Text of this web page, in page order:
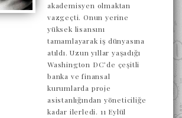
akademisyen olmaktan
vazgeçti. Onun yerine
yüksek lisansını
tamamlayarak iş dünyasına
atıldı. Uzun yıllar yaşadığı
Washington DC’de çeşitli
banka ve finansal
kurumlarda proje
asistanlığından yöneticiliğe
kadar ilerledi. 11 Eylül